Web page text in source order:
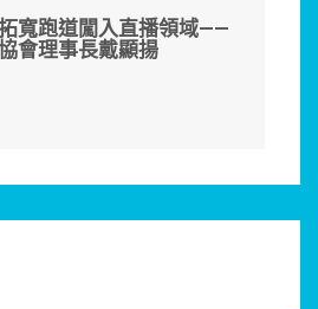
拓寬跑道闖入直播領域——
會理事長戴顯揚